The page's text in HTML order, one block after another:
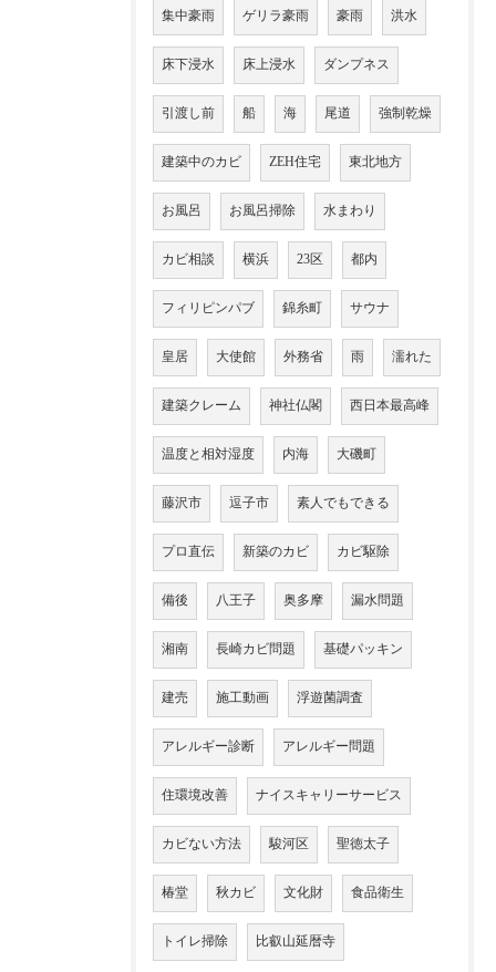
集中豪雨 ゲリラ豪雨 豪雨 洪水
床下浸水 床上浸水 ダンプネス
引渡し前 船 海 尾道 強制乾燥
建築中のカビ ZEH住宅 東北地方
お風呂 お風呂掃除 水まわり
カビ相談 横浜 23区 都内
フィリピンパブ 錦糸町 サウナ
皇居 大使館 外務省 雨 濡れた
建築クレーム 神社仏閣 西日本最高峰
温度と相対湿度 内海 大磯町
藤沢市 逗子市 素人でもできる
プロ直伝 新築のカビ カビ駆除
備後 八王子 奥多摩 漏水問題
湘南 長崎カビ問題 基礎パッキン
建売 施工動画 浮遊菌調査
アレルギー診断 アレルギー問題
住環境改善 ナイスキャリーサービス
カビない方法 駿河区 聖徳太子
椿堂 秋カビ 文化財 食品衛生
トイレ掃除 比叡山延暦寺